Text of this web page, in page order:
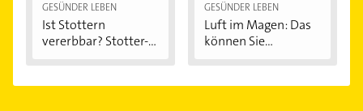
GESÜNDER LEBEN
Ist Stottern
vererbbar? Stotter-
GESÜNDER LEBEN
Luft im Magen: Das
können Sie...